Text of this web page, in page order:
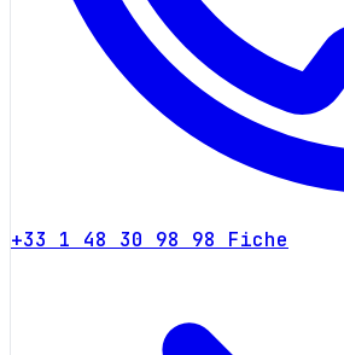
+33 1 48 30 98 98 Fiche